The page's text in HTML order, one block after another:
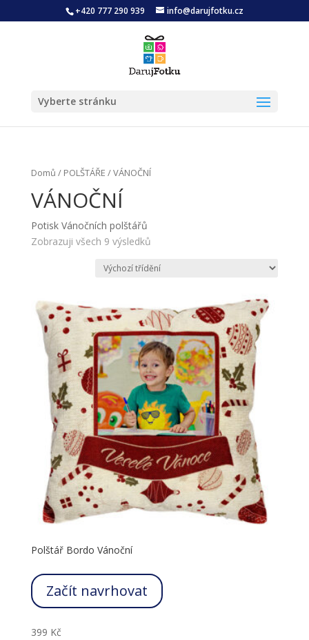
+420 777 290 939 info@darujfotku.cz
Vyberte stránku
Domů / POLŠTÁŘE / VÁNOČNÍ
VÁNOČNÍ
Potisk Vánočních polštářů
Zobrazuji všech 9 výsledků
Polštář Bordo Vánoční
Začít navrhovat
399 Kč